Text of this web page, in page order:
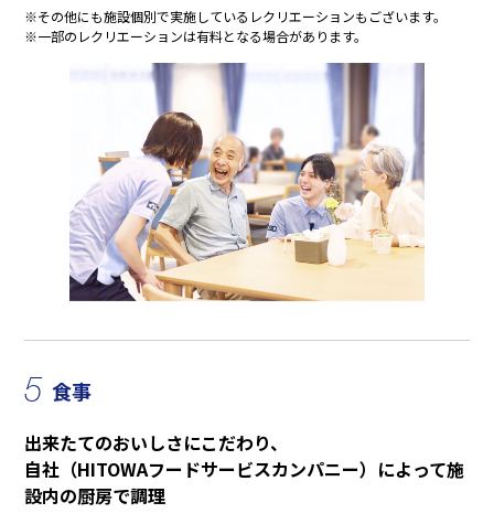
※その他にも施設個別で実施しているレクリエーションもございます。
※一部のレクリエーションは有料となる場合があります。
5 食事
出来たてのおいしさにこだわり、
自社（HITOWAフードサービスカンパニー）によって施
設内の厨房で調理